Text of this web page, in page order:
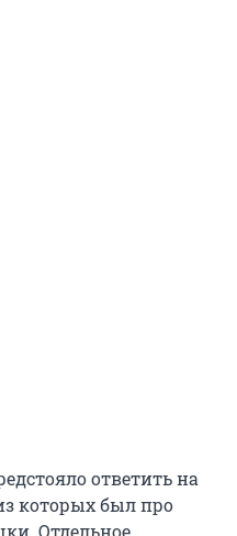
ответить на
которых был про
Отдельное